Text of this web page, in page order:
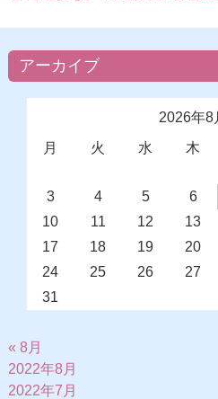
アーカイブ
2026年8
月
火 水 木
3
4 5 6
10
11 12 13
17
18 19 20
24
25 26 27
31
« 8月
2022年8月
2022年7月